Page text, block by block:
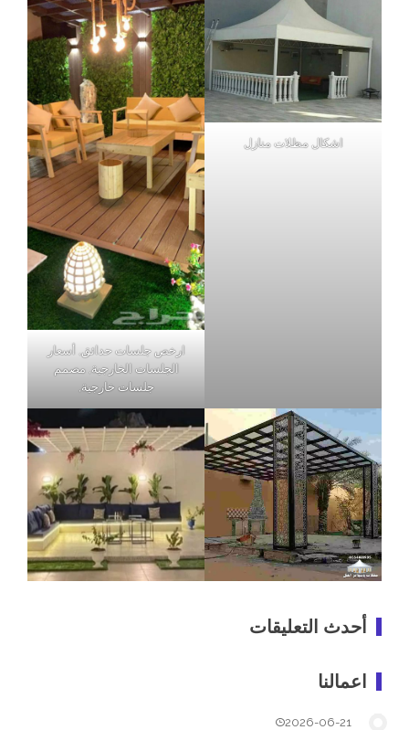
اشكال مظلات منازل
ارخص جلسات حدائق, أسعار
الجلسات الخارجية, مصمم
جلسات خارجية,
أحدث التعليقات
اعمالنا
2026-06-21